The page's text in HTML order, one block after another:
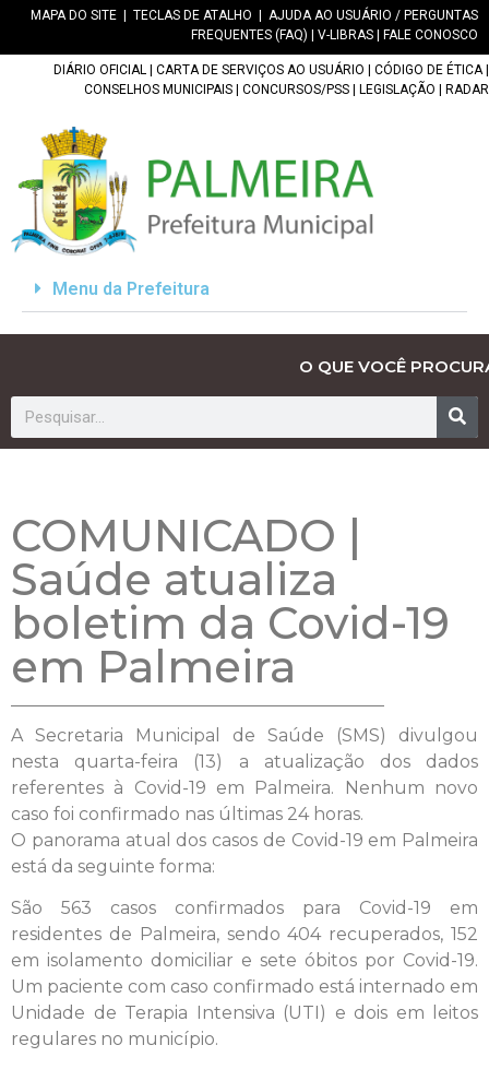
MAPA DO SITE TECLAS DE ATALHO
AJUDA AO USUÁRIO / PERGUNTAS
FREQUENTES (FAQ)
V-LIBRAS FALE CONOSCO
DIÁRIO OFICIAL CARTA DE SERVIÇOS AO USUÁRIO CÓDIGO DE ÉTICA|
CONSELHOS MUNICIPAIS
CONCURSOS/PSS LEGISLAÇÃO RADAR
Menu da Prefeitura
O QUE VOCÊ
COMUNICADO |
Saúde atualiza
boletim da Covid-19
em Palmeira
A Secretaria Municipal de Saúde (SMS) divulgou
nesta quarta-feira (13) a atualização dos dados
referentes à Covid-19 em Palmeira. Nenhum novo
caso foi confirmado nas últimas 24 horas.
O panorama atual dos casos de Covid-19 em Palmeira
está da seguinte forma:
São 563 casos confirmados para Covid-19 em
residentes de Palmeira, sendo 404 recuperados, 152
em isolamento domiciliar e sete óbitos por Covid-19.
Um paciente com caso confirmado está internado em
Unidade de Terapia Intensiva (UTI) e dois em leitos
regulares no município.